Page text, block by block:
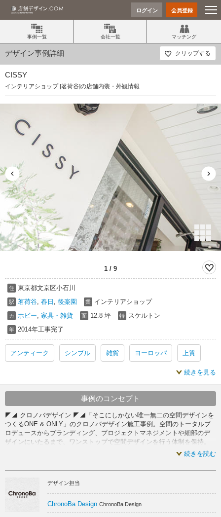
ログイン 会員登録
事例一覧 会社一覧 マッチング
デザイン事例詳細 クリップする
CISSY
インテリアショップ [茗荷谷]の店舗内装・外観情報
1 / 9
住 東京都文京区小石川
駅 茗荷谷 春日 後楽園 業 インテリアショップ
カ ホビー 家具・雑貨 面 12.8 坪 特 スケルトン
年 2014年工事完了
アンティーク シンプル 雑貨 ヨーロッパ 上質
雑貨 シンプル
雑貨 スタイリッシュ
シンプル 内装 雑貨 内装 ヨーロッパ 内装 上質 内装
スタイリッシュ 内装 アンティーク スケルトン
ヨーロッパ スケルトン
スタイリッシュ スケルトン
続きを見る
事例のコンセプト
◤◢ クロノバデザイン ◤◢「そこにしかない唯一無二の空間デザインを
つくるONE & ONLY」のクロノバデザイン施工事例。空間のトータルプ
ロデュースからブランディング、プロジェクトマネジメントや細部のデ
ザインにいたるまで、ワンストップで空間デザインを行う体制を保持。
経験豊富なプロデューサーがオーナーと同じ視点に立ち一緒に事業構想
テリア雑貨店「CISSY」。
ヨーロッパから輸入したインテリアや雑貨を扱われるクライアントのリ
アルショップとしてご依頼をいただき、お店づくりのお手伝いをさせて
いただきました。
続きを読む
デザイン担当
ChronoBa Design ChronoBa Design